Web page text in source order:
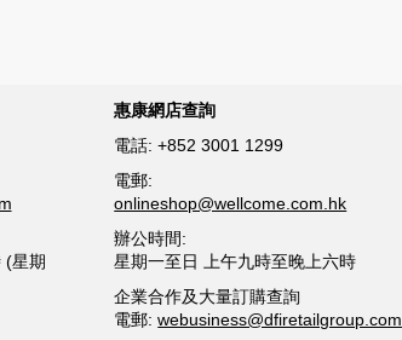
(星期
惠康網店查詢
電話:+852 3001 1299
電郵:
onlineshop@wellcome.com.hk
辦公時間:
星期一至日 上午九時至晚上六時
企業合作及大量訂購查詢
電郵:webusiness@dfiretailgroup.com